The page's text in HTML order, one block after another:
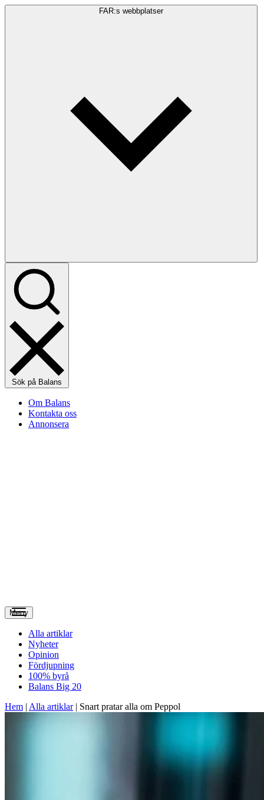
FAR:s webbplatser
Sök på Balans
Om Balans
Kontakta oss
Annonsera
Meny
Alla artiklar
Nyheter
Opinion
Fördjupning
100% byrå
Balans Big 20
Hem | Alla artiklar| Snart pratar alla om Peppol